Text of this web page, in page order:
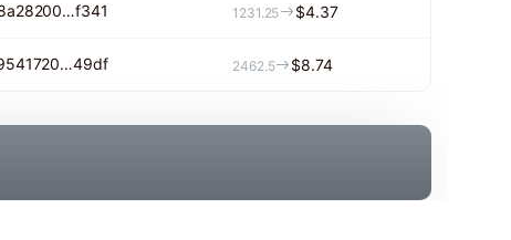
1231.25 $4.37
2462.5 $8.74